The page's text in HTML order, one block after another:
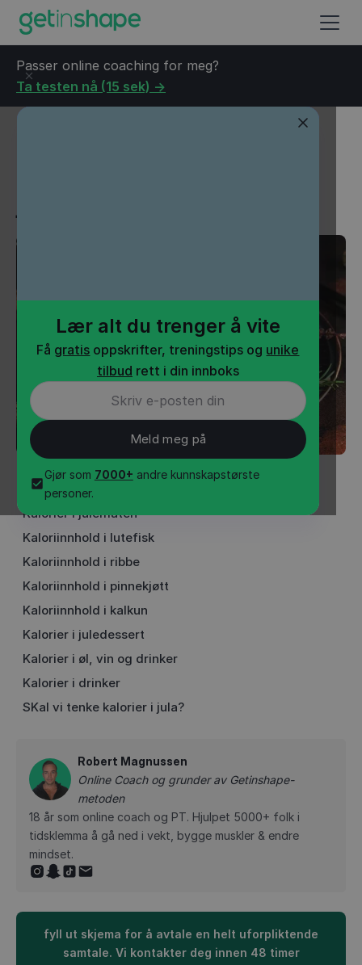
Passer online coaching for meg?
Ta testen nå (15 sek) ->
Lær alt du trenger å vite
Få gratis oppskrifter, treningstips og unike
tilbud rett i din innboks
Gjør som 7000+ andre kunnskapstørste
personer.
Så mange kalorier er det i julematen
INNHOLD•3 min
Kalorier i julematen
Kaloriinnhold i lutefisk
Kaloriinnhold i ribbe
Kaloriinnhold i pinnekjøtt
Kaloriinnhold i kalkun
Kalorier i juledessert
Kalorier i øl, vin og drinker
Kalorier i drinker
SKal vi tenke kalorier i jula?
Robert Magnussen
Online Coach og grunder av Getinshape-
metoden
18 år som online coach og PT. Hjulpet 5000+ folk i
tidsklemma å gå ned i vekt, bygge muskler & endre
mindset.
fyll ut skjema for å avtale en helt uforpliktende
samtale. Vi kontakter deg innen 48 timer